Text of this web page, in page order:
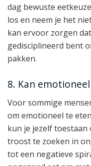
dag bewuste
los en neem je het
kan ervoor zorgen
gedisciplineerd bent
pakken.
8. Kan
Voor sommige
om emotioneel te
kun je jezelf toestaan
troost te zoeken in
tot een negatieve